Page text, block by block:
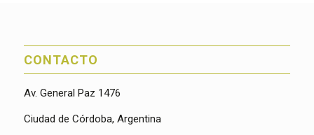
CONTACTO
Av. General Paz 1476
Ciudad de Córdoba, Argentina